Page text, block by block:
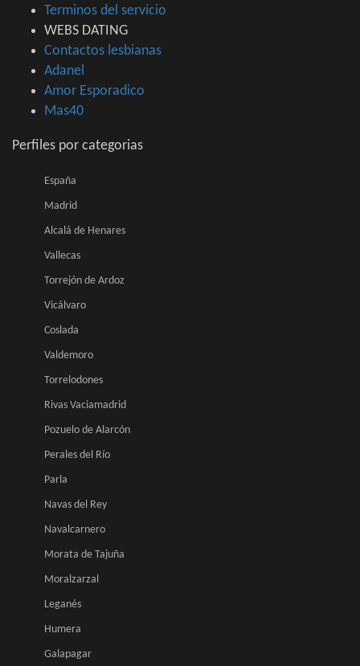
Terminos del servicio
WEBS DATING
Contactos lesbianas
Adanel
Amor Esporadico
Mas40
Perfiles por categorias
España
Madrid
Alcalá de Henares
Vallecas
Torrejón de Ardoz
Vicálvaro
Coslada
Valdemoro
Torrelodones
Rivas Vaciamadrid
Pozuelo de Alarcón
Perales del Río
Parla
Navas del Rey
Navalcarnero
Morata de Tajuña
Moralzarzal
Leganés
Humera
Galapagar